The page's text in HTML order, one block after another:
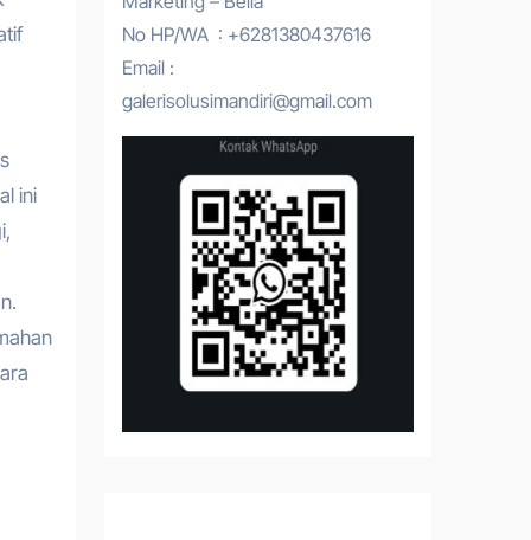
ini
No HP/WA : +6281380437616
Email :
galerisolusimandiri@gmail.com